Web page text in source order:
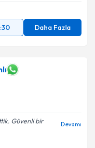
Daha Fazla
Güvenli bir
Devamı